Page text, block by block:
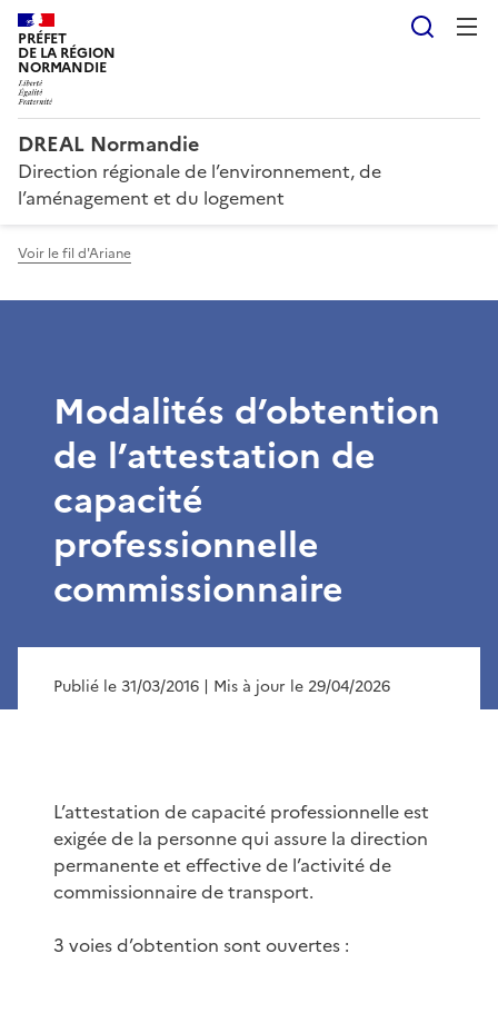
PRÉFET
DE LA RÉGION
NORMANDIE
DREAL Normandie
Direction régionale de l’environnement, de
l’aménagement et du logement
Voir le fil d'Ariane
Modalités d’obtention
de l’attestation de
capacité
professionnelle
commissionnaire
Publié le 31/03/2016 | Mis à jour le 29/04/2026
L’attestation de capacité professionnelle est
exigée de la personne qui assure la direction
permanente et effective de l’activité de
commissionnaire de transport.
3 voies d’obtention sont ouvertes :